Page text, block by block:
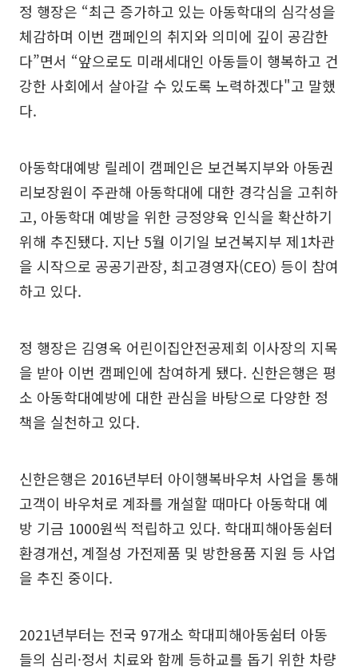
정 행장은 “최근 증가하고 있는 아동학대의 심각성을
체감하며 이번 캠페인의 취지와 의미에 깊이 공감한
다”면서 “앞으로도 미래세대인 아동들이 행복하고 건
강한 사회에서 살아갈 수 있도록 노력하겠다"고 말했
다.
아동학대예방 릴레이 캠페인은 보건복지부와 아동권
리보장원이 주관해 아동학대에 대한 경각심을 고취하
고, 아동학대 예방을 위한 긍정양육 인식을 확산하기
위해 추진됐다. 지난 5월 이기일 보건복지부 제1차관
을 시작으로 공공기관장, 최고경영자(CEO) 등이 참여
하고 있다.
정 행장은 김영옥 어린이집안전공제회 이사장의 지목
을 받아 이번 캠페인에 참여하게 됐다. 신한은행은 평
소 아동학대예방에 대한 관심을 바탕으로 다양한 정
책을 실천하고 있다.
신한은행은 2016년부터 아이행복바우처 사업을 통해
고객이 바우처로 계좌를 개설할 때마다 아동학대 예
방 기금 1000원씩 적립하고 있다. 학대피해아동쉼터
환경개선, 계절성 가전제품 및 방한용품 지원 등 사업
을 추진 중이다.
2021년부터는 전국 97개소 학대피해아동쉼터 아동
들의 심리·정서 치료와 함께 등하교를 돕기 위한 차량